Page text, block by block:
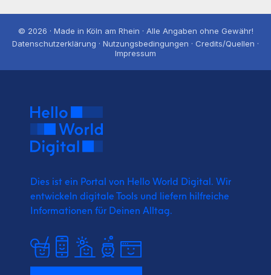
© 2026 · Made in Köln am Rhein · Alle Angaben ohne Gewähr!
Datenschutzerklärung · Nutzungsbedingungen · Credits/Quellen ·
Impressum
Dies ist ein Portal von Hello World Digital. Wir
entwickeln digitale Tools und liefern hilfreiche
Informationen für Deinen Alltag.